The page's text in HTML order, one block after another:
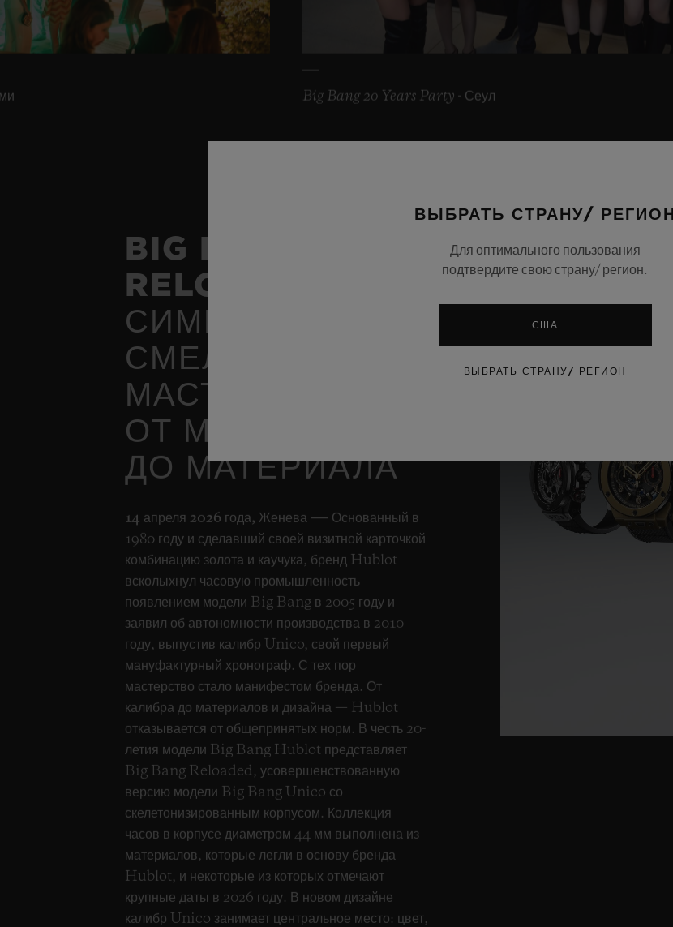
Big Bang 20 Years Party - Сеул
BIG BANG
RELOADED:
СИМВОЛ
СМЕЛОСТИ И
МАСТЕРСТВА,
ОТ МЕХАНИЗМА
ДО МАТЕРИАЛА
14 апреля 2026 года, Женева ― Основанный в
1980 году и сделавший своей визитной карточкой
комбинацию золота и каучука, бренд Hublot
всколыхнул часовую промышленность
появлением модели Big Bang в 2005 году и
заявил об автономности производства в 2010
году, выпустив калибр Unico, свой первый
мануфактурный хронограф. С тех пор
мастерство стало манифестом бренда. От
калибра до материалов и дизайна — Hublot
отказывается от общепринятых норм. В честь 20-
летия модели Big Bang Hublot представляет
Big Bang Reloaded, усовершенствованную
версию модели Big Bang Unico со
скелетонизированным корпусом. Коллекция
часов в корпусе диаметром 44 мм выполнена из
материалов, которые легли в основу бренда
Hublot, и некоторые из которых отмечают
крупные даты в 2026 году. В новом дизайне
калибр Unico занимает центральное место: цвет,
ВЫБРАТЬ СТРАНУ/ РЕГИОН
Для оптимального пользования
подтвердите свою страну/ регион.
США
ВЫБРАТЬ СТРАНУ/ РЕГИОН